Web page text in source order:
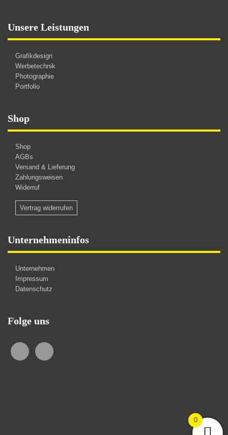
Unsere Leistungen
Grafikdesign
Werbetechnik
Photographie
Portfolio
Shop
Shop
AGBs
Versand & Lieferung
Zahlungsweisen
Widerruf
Vertrag widerrufen
Unternehmeninfos
Unternehmen
Impressum
Datenschutz
Folge uns
0